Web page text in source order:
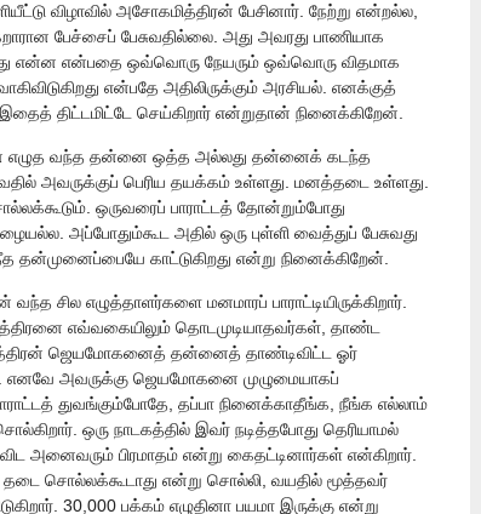
விழாவில் அசோகமித்திரன் பேசினார். நேற்று என்றல்ல,
பேச்சைப் பேசுவதில்லை. அது அவரது பாணியாக
என்ன என்பதை ஒவ்வொரு நேயரும் ஒவ்வொரு விதமாக
என்பதே அதிலிருக்கும் அரசியல். எனக்குத்
திட்டமிட்டே செய்கிறார் என்றுதான் நினைக்கிறேன்.
எழுத வந்த தன்னை ஒத்த அல்லது தன்னைக் கடந்த
அவருக்குப் பெரிய தயக்கம் உள்ளது. மனத்தடை உள்ளது.
ஒருவரைப் பாராட்டத் தோன்றும்போது
அப்போதும்கூட அதில் ஒரு புள்ளி வைத்துப் பேசுவது
தன்முனைப்பையே காட்டுகிறது என்று நினைக்கிறேன்.
சில எழுத்தாளர்களை மனமாரப் பாராட்டியிருக்கிறார்.
எவ்வகையிலும் தொடமுடியாதவர்கள், தாண்ட
ஜெயமோகனைத் தன்னைத் தாண்டிவிட்ட ஓர்
எனவே அவருக்கு ஜெயமோகனை முழுமையாகப்
பாராட்டத் துவங்கும்போதே, தப்பா நினைக்காதீங்க, நீங்க எல்லாம்
ஒரு நாடகத்தில் இவர் நடித்தபோது தெரியாமல்
அனைவரும் பிரமாதம் என்று கைதட்டினார்கள் என்கிறார்.
சொல்லக்கூடாது என்று சொல்லி, வயதில் மூத்தவர்
30,000 பக்கம் எழுதினா பயமா இருக்கு என்று